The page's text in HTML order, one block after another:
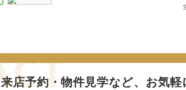
来店予約・物件見学など、 お気軽